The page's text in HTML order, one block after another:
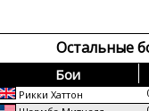
Остальные
Бои
Рикки Хаттон